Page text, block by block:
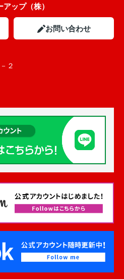
アップ（株）
お問い合わせ
２